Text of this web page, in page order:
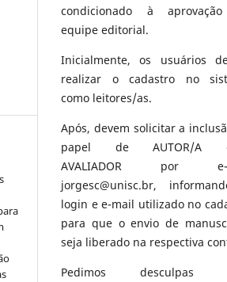
condicionado à
equipe editorial.
Inicialmente, os usuários
realizar o cadastro no
como leitores/as.
Após, devem solicitar a
papel de AUTOR/A
AVALIADOR por e-
jorgesc@unisc.br,
login e e-mail utilizado no
para que o envio de
seja liberado na respectiva
Pedimos desculpas